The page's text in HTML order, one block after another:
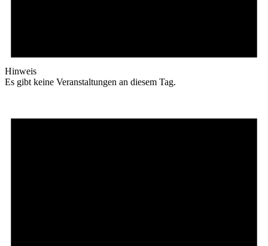
Hinweis
Es gibt keine Veranstaltungen an diesem Tag.